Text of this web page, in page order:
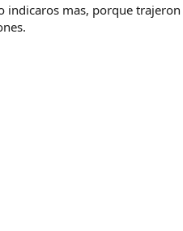
indicaros mas, porque trajeron